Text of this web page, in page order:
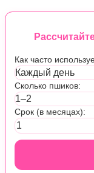
Как часто
Сколько пшиков:
Срок (в месяцах):